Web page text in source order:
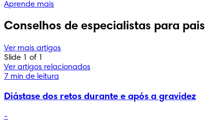
Aprende mais
Conselhos de especialistas para pais
Ver mais artigos
Slide 1 of 1
Ver artigos relacionados
7 min de leitura
Diástase dos retos durante e após a gravidez
-